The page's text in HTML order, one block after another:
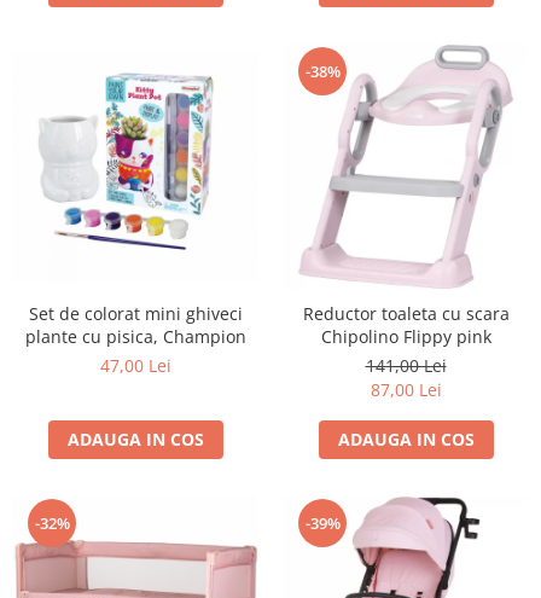
Set de colorat mini ghiveci
plante cu pisica, Champion
47,00 Lei
ADAUGA IN COS
-38%
Reductor toaleta cu scara
Chipolino Flippy pink
141,00 Lei
87,00 Lei
ADAUGA IN COS
-32% -39%